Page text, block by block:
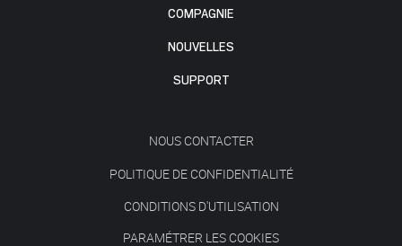
COMPAGNIE
NOUVELLES
SUPPORT
NOUS CONTACTER
POLITIQUE DE CONFIDENTIALITÉ
CONDITIONS D'UTILISATION
PARAMÉTRER LES COOKIES